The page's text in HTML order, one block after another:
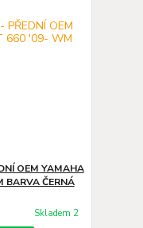
OEM YAMAHA
BARVA ČERNÁ
Skladem 2